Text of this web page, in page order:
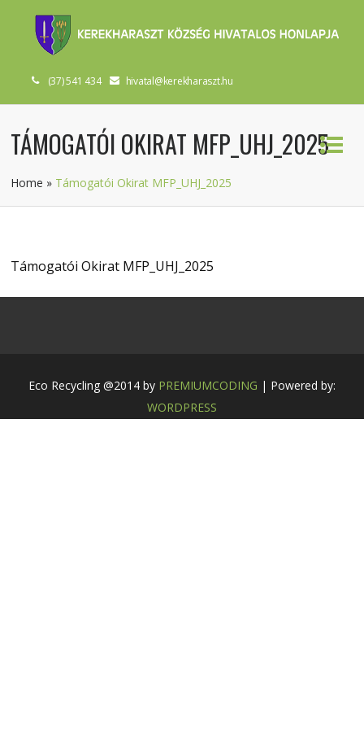
(37) 541 434 hivatal@kerekharaszt.hu
TÁMOGATÓI OKIRAT MFP_UHJ_2025
Home » Támogatói Okirat MFP_UHJ_2025
Támogatói Okirat MFP_UHJ_2025
Eco Recycling @2014 by PREMIUMCODING | Powered by:
WORDPRESS